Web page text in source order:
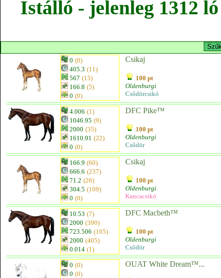
Istálló - jelenleg 1312
0 (0)
405.3 (11)
567 (15)
166.8 (5)
0 (0)
Csikaj
100 pt
Oldenburgi
Csődörcsikó
4.006 (1)
1046.95 (9)
2000 (35)
1610.91 (22)
0 (0)
DFC Pike™
100 pt
Oldenburgi
Csődör
166.9 (60)
666.6 (237)
71.2 (26)
304.5 (109)
0 (0)
Csikaj
100 pt
Oldenburgi
Kancacsikó
10.53 (7)
2000 (390)
723.506 (165)
2000 (405)
0.014 (1)
DFC Macbeth™
100 pt
Oldenburgi
Csődör
0 (0)
0 (0)
OUAT White Dream™...